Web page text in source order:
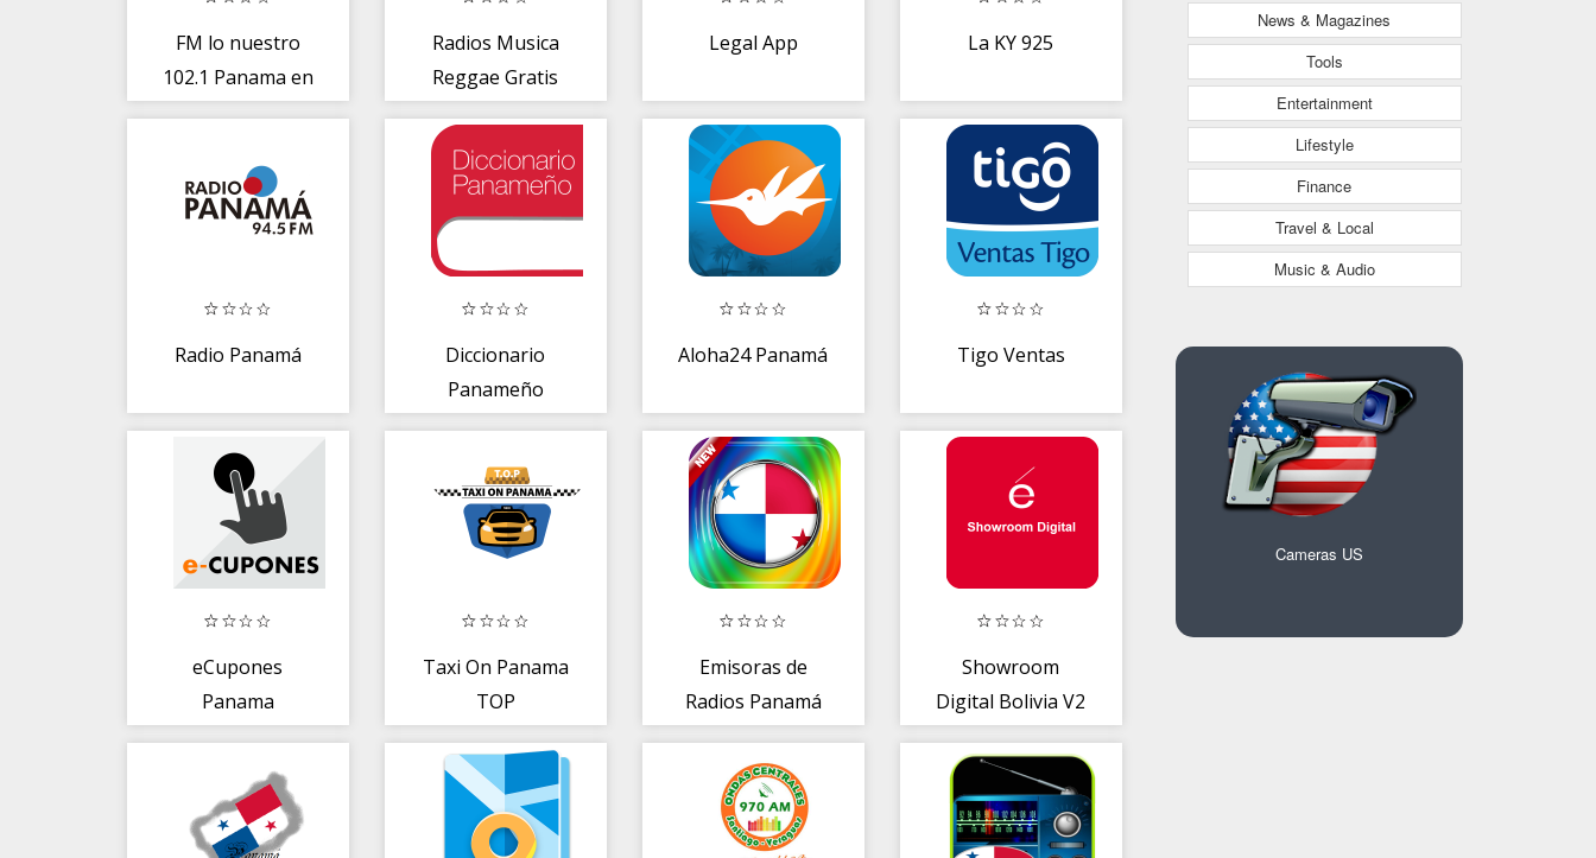
FM lo nuestro
102.1 Panama en
Radios Musica
Reggae Gratis
Legal App La KY 925
Radio Panamá
Diccionario
Panameño
Aloha24 Panamá Tigo Ventas
eCupones
Panama
Taxi On Panama
TOP
Emisoras de
Radios Panamá
Showroom
Digital Bolivia V2
News & Magazines
Tools
Entertainment
Lifestyle
Finance
Travel & Local
Music & Audio
Cameras US